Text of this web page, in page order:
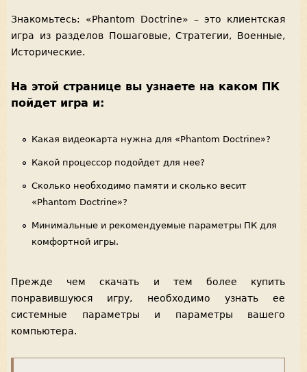
Знакомьтесь: «Phantom Doctrine» – это клиентская
игра из разделов Пошаговые, Стратегии, Военные,
Исторические.
На этой странице вы узнаете на каком ПК
пойдет игра и:
Какая видеокарта нужна для «Phantom Doctrine»?
Какой процессор подойдет для нее?
Сколько необходимо памяти и сколько весит
«Phantom Doctrine»?
Минимальные и рекомендуемые параметры ПК для
комфортной игры.
Прежде чем скачать и тем более купить
понравившуюся игру, необходимо узнать ее
системные параметры и параметры вашего
компьютера.